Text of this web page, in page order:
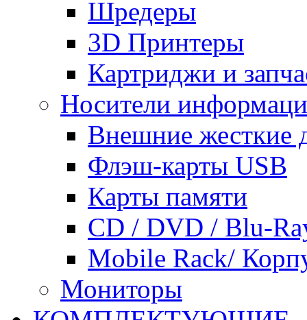
Шредеры
3D Принтеры
Картриджи и
Носители
Внешние жесткие
Флэш-карты USB
Карты памяти
CD / DVD / Blu-
Mobile Rack/
Мониторы